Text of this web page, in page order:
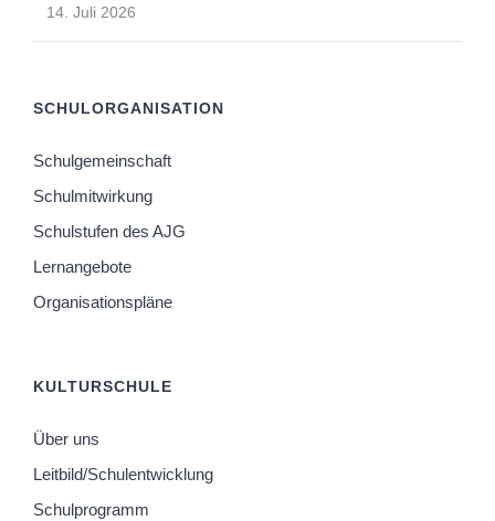
14. Juli 2026
SCHULORGANISATION
Schulgemeinschaft
Schulmitwirkung
Schulstufen des AJG
Lernangebote
Organisationspläne
KULTURSCHULE
Über uns
Leitbild/Schulentwicklung
Schulprogramm